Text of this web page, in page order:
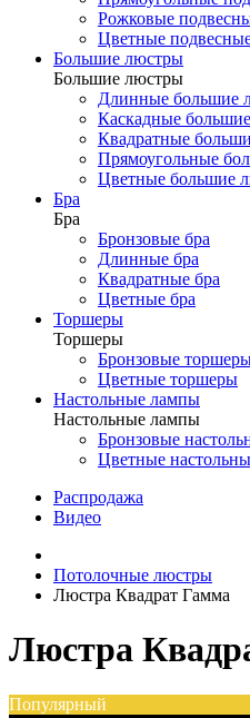
Рожковые
Цветные
Большие люстры
Большие люстры
Длинные большие
Каскадные
Квадратные
Прямоугольные
Цветные большие
Бра
Бра
Бронзовые бра
Длинные бра
Квадратные бра
Цветные бра
Торшеры
Торшеры
Бронзовые
Цветные торшеры
Настольные лампы
Настольные лампы
Бронзовые
Цветные
Распродажа
Видео
Потолочные люстры
Люстра Квадрат Гамма
Люстра
Популярный